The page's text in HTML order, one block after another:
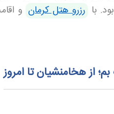
با رزرو هتل کرمان و
از هخامنشیان تا امروز